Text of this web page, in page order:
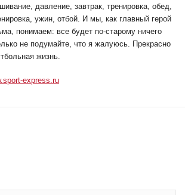
давление, завтрак, тренировка, обед,
ужин, отбой. И мы, как главный герой
понимаем: все будет no-старому ничего
не подумайте, что я жалуюсь. Прекрасно
жизнь.
express.ru